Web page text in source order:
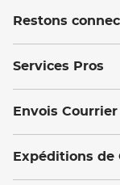
Restons
Services Pros
Envois Courrier
Expéditions de